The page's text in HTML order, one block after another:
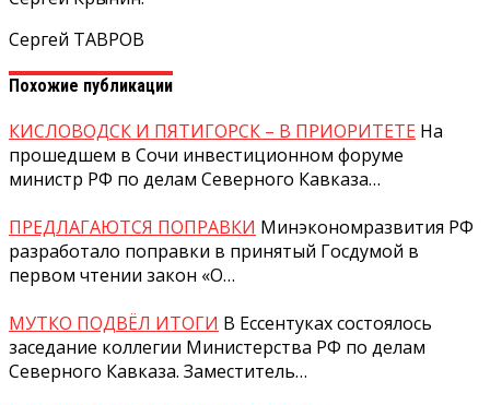
Сергей ТАВРОВ
Похожие публикации
КИСЛОВОДСК И ПЯТИГОРСК – В ПРИОРИТЕТЕ На
прошедшем в Сочи инвестиционном форуме
министр РФ по делам Северного Кавказа…
ПРЕДЛАГАЮТСЯ ПОПРАВКИ Минэкономразвития РФ
разработало поправки в принятый Госдумой в
первом чтении закон «О…
МУТКО ПОДВЁЛ ИТОГИ В Ессентуках состоялось
заседание коллегии Министерства РФ по делам
Северного Кавказа. Заместитель…